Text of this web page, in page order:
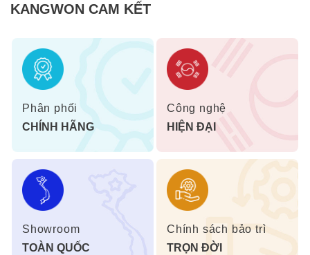
KANGWON CAM KẾT
Phân phối
CHÍNH HÃNG
Công nghệ
HIỆN ĐẠI
Showroom
TOÀN QUỐC
Chính sách bảo trì
TRỌN ĐỜI